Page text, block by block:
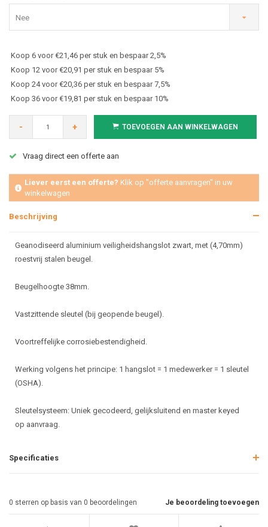
Nee
Koop 6 voor €21,46 per stuk en bespaar 2,5%
Koop 12 voor €20,91 per stuk en bespaar 5%
Koop 24 voor €20,36 per stuk en bespaar 7,5%
Koop 36 voor €19,81 per stuk en bespaar 10%
- + TOEVOEGEN AAN WINKELWAGEN
Vraag direct een offerte aan
Liever eerst een offerte? Klik op "offerte aanvragen" in uw
winkelwagen
Beschrijving
Geanodiseerd aluminium veiligheidshangslot zwart, met (4,70mm)
roestvrij stalen beugel.
Beugelhoogte 38mm.
Vastzittende sleutel (bij geopende beugel).
Voortreffelijke corrosiebestendigheid.
Werking volgens het principe: 1 hangslot = 1 medewerker = 1 sleutel
(OSHA).
Sleutelsysteem: Uniek gecodeerd, gelijksluitend en master keyed
op aanvraag.
Specificaties
Je beoordeling toevoegen
0 sterren op basis van 0 beoordelingen